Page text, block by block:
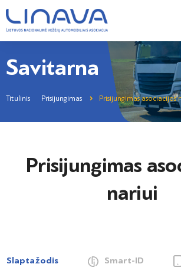
Savitarna
Titulinis Prisijungimas Prisijungimas asociacijos
Prisijungimas
nariui
Slaptažodis Smart-ID